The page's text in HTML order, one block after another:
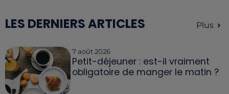
LES DERNIERS ARTICLES Plus
7 août 2026
Petit-déjeuner : est-il vraiment
obligatoire de manger le matin ?